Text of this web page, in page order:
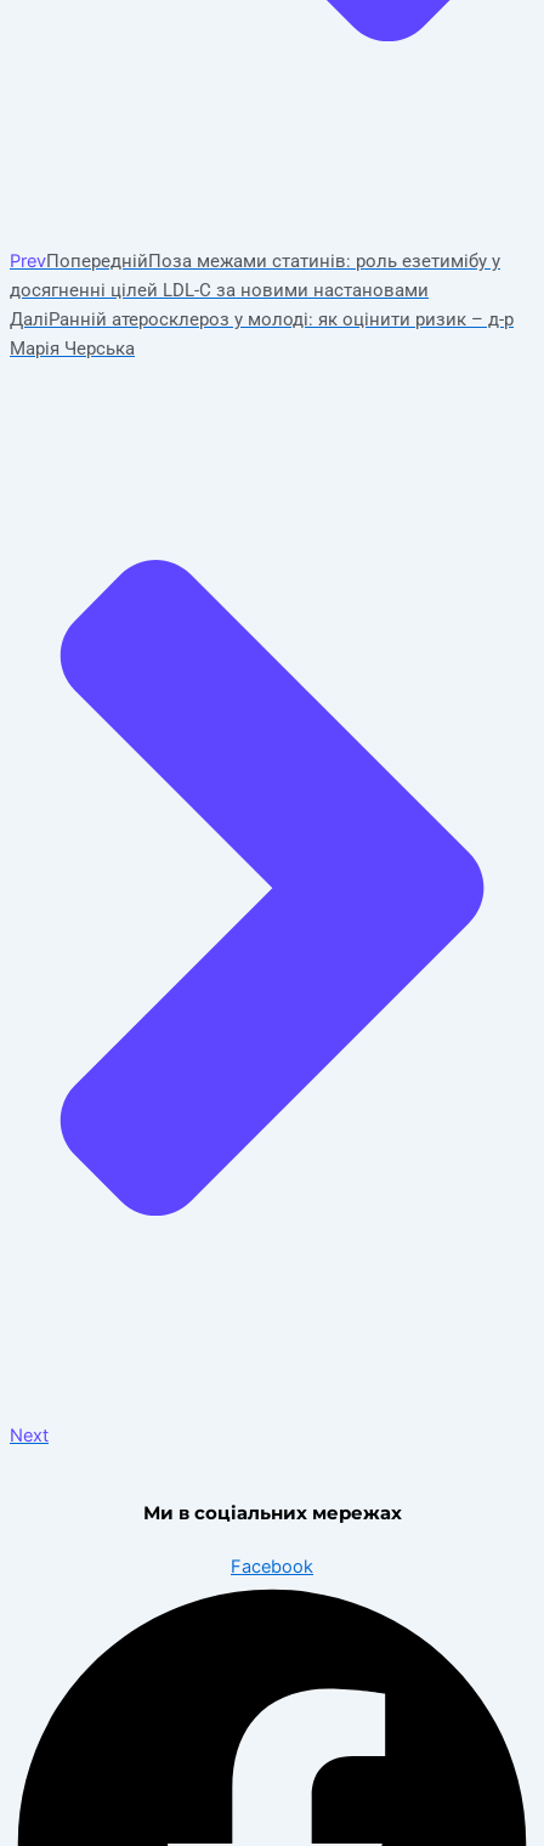
PrevПопереднійПоза межами статинів: роль езетимібу у
досягненні цілей LDL-C за новими настановами
ДаліРанній атеросклероз у молоді: як оцінити ризик – д-р
Марія Черська
Next
Ми в соціальних мережах
Facebook